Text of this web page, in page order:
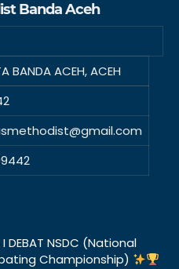
Banda Aceh
BANDA ACEH, ACEH
I DEBAT NSDC (National
Championship)